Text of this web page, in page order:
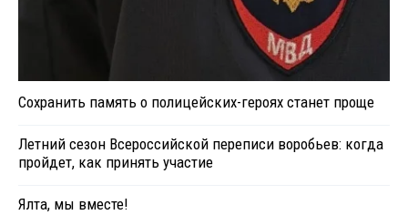
Сохранить память о полицейских-героях станет проще
Летний сезон Всероссийской переписи воробьев: когда
пройдет, как принять участие
Ялта, мы вместе!